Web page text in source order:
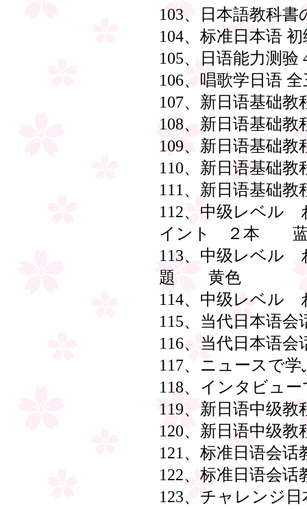
103、日本語教科書
104、标准日本语
105、日语能力测验
106、唱歌学日语
107、新日语基础教
108、新日语基础教
109、新日语基础教
110、新日语基础教
111、新日语基础教
112、中级レベル
イント ２本
113、中级レベル
題 黄色
114、中级レベル
115、当代日本语会
116、当代日本语会
117、ニュースで学
118、インタビュ
119、新日语中级教
120、新日语中级
121、标准日语会话
122、标准日语会话
123、チャレンジ